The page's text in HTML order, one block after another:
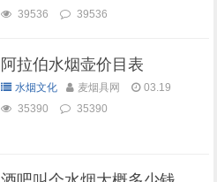
39536
39536
阿拉伯水烟壶价目表
水烟文化 麦烟具网
03.19
35390
35390